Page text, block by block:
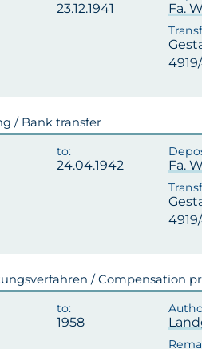
23.12.1941 Fa.
4919/
/ Bank transfer
24.04.1942 Fa.
4919/
/ Compensation
1958